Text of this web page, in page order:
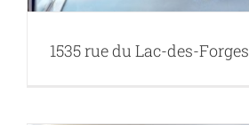
1535 rue du Lac-des-Forges